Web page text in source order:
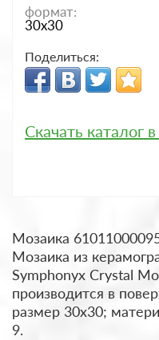
формат:
30x30
Поделиться:
Скачать каталог
Мозаика
Мозаика из
Symphonyx Crystal
производится в
размер 30x30;
9.